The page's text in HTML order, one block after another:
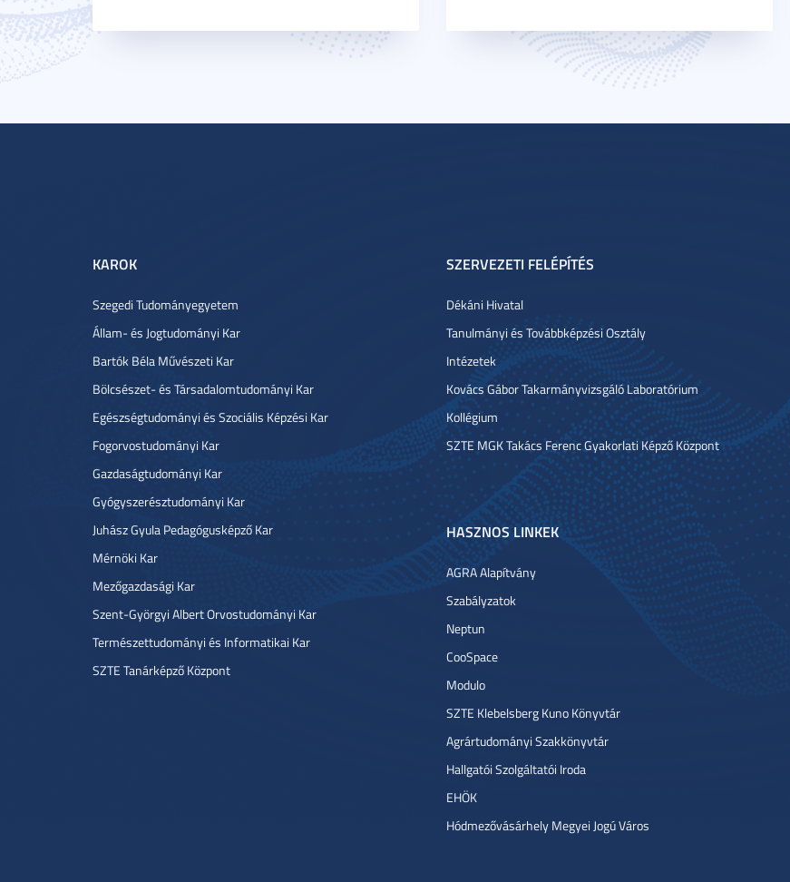
KAROK
Szegedi Tudományegyetem
Állam- és Jogtudományi Kar
Bartók Béla Művészeti Kar
Bölcsészet- és Társadalomtudományi Kar
Egészségtudományi és Szociális Képzési Kar
Fogorvostudományi Kar
Gazdaságtudományi Kar
Gyógyszerésztudományi Kar
Juhász Gyula Pedagógusképző Kar
Mérnöki Kar
Mezőgazdasági Kar
Szent-Györgyi Albert Orvostudományi Kar
Természettudományi és Informatikai Kar
SZTE Tanárképző Központ
SZERVEZETI FELÉPÍTÉS
Dékáni Hivatal
Tanulmányi és Továbbképzési Osztály
Intézetek
Kovács Gábor Takarmányvizsgáló Laboratórium
Kollégium
SZTE MGK Takács Ferenc Gyakorlati Képző Központ
HASZNOS LINKEK
AGRA Alapítvány
Szabályzatok
Neptun
CooSpace
Modulo
SZTE Klebelsberg Kuno Könyvtár
Agrártudományi Szakkönyvtár
Hallgatói Szolgáltatói Iroda
EHÖK
Hódmezővásárhely Megyei Jogú Város